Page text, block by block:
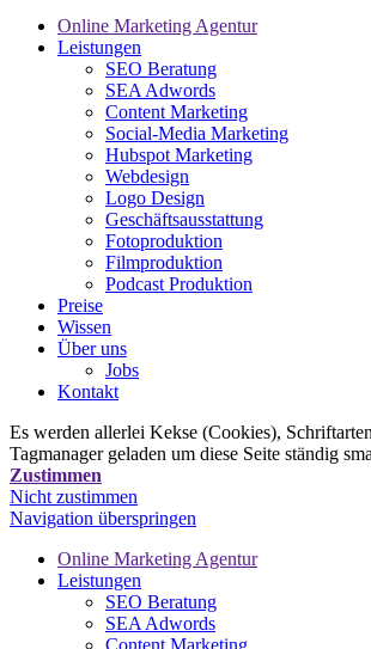
Online Marketing Agentur
Leistungen
SEO Beratung
SEA Adwords
Content Marketing
Social-Media Marketing
Hubspot Marketing
Webdesign
Logo Design
Geschäftsausstattung
Fotoproduktion
Filmproduktion
Podcast Produktion
Preise
Wissen
Über uns
Jobs
Kontakt
Es werden allerlei Kekse (Cookies),
Tagmanager geladen um diese Seite ständig
Zustimmen
Nicht zustimmen
Navigation überspringen
Online Marketing Agentur
Leistungen
SEO Beratung
SEA Adwords